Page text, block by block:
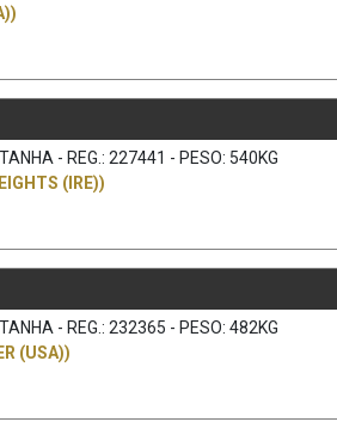
- REG.: 227441 - PESO: 540KG
(IRE))
- REG.: 232365 - PESO: 482KG
(USA))